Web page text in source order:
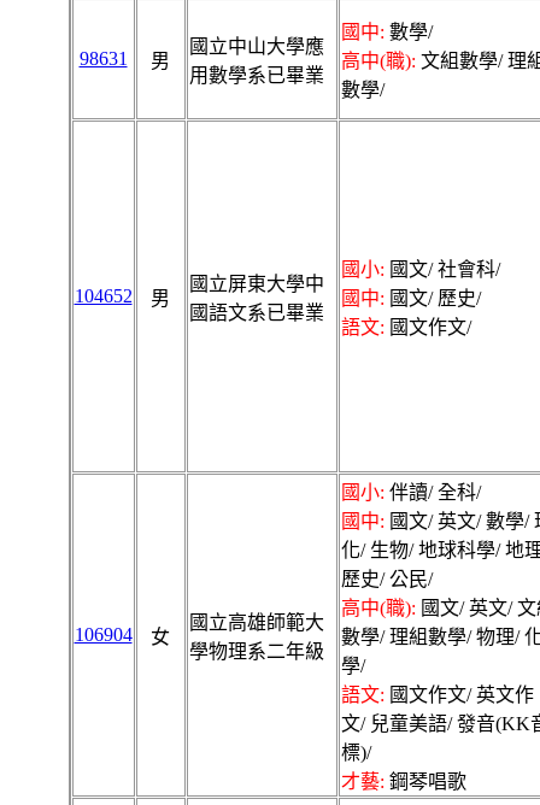
98631 男
國立中山大學應
用數學系已畢業
國中: 數學/
高中(職): 文組數學/ 理
數學/
104652 男
國立屏東大學中
國語文系已畢業
國小: 國文/ 社會科/
國中: 國文/ 歷史/
語文: 國文作文/
106904 女
國立高雄師範大
學物理系二年級
國小: 伴讀/ 全科/
國中: 國文/ 英文/ 數學/
化/ 生物/ 地球科學/ 地
歷史/ 公民/
高中(職): 國文/ 英文/
數學/ 理組數學/ 物理/
學/
語文: 國文作文/ 英文作
文/ 兒童美語/ 發音(KK
標)/
才藝: 鋼琴唱歌